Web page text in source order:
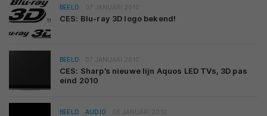
BEELD 07 JANUARI 2010
CES: Blu-ray 3D logo bekend!
BEELD 07 JANUARI 2010
CES: Sharp’s nieuwe lijn Aquos LED TVs, 3D pas
eind 2010
BEELD AUDIO 06 JANUARI 2010